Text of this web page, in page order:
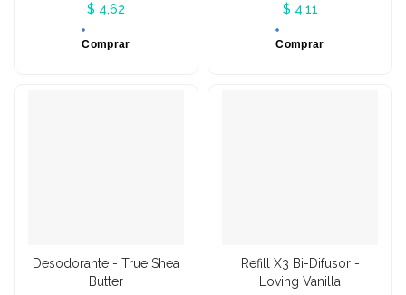
$ 4,62
Comprar
$ 4,11
Comprar
Desodorante - True Shea
Butter
Refill X3 Bi-Difusor -
Loving Vanilla